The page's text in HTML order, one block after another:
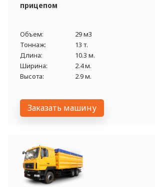
прицепом
Объем:
29 м3
Тоннаж:
13 т.
Длина:
10.3 м.
Ширина:
2.4 м.
Высота:
2.9 м.
Заказать машину